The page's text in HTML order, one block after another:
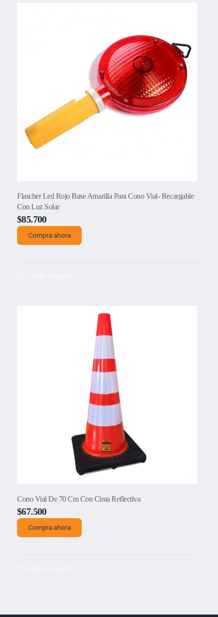
Flascher Led Rojo Base Amarilla Para Cono Vial- Recargable
Con Luz Solar
$85.700
Compra ahora
Cono Vial De 70 Cm Con Cinta Reflectiva
$67.500
Compra ahora